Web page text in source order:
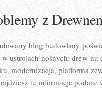
z
blog budowlany
ustrojach nośnych: drew-nu
modernizacja, platforma
tu informacje podane